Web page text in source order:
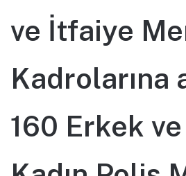
ve İtfaiye
Kadrolarına
160 Erkek ve